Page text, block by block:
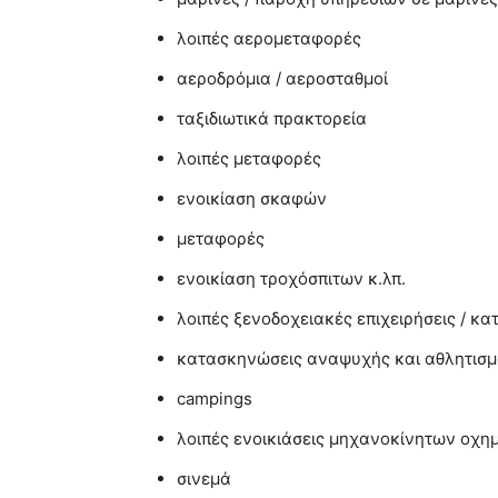
λοιπές αερομεταφορές
αεροδρόμια / αεροσταθμοί
ταξιδιωτικά πρακτορεία
λοιπές μεταφορές
ενοικίαση σκαφών
μεταφορές
ενοικίαση τροχόσπιτων κ.λπ.
λοιπές ξενοδοχειακές επιχειρήσεις /
κατασκηνώσεις αναψυχής και
campings
λοιπές ενοικιάσεις μηχανοκίνητων
σινεμά